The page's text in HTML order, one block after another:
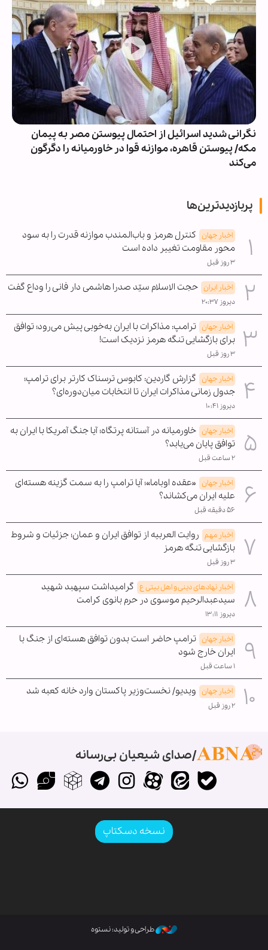
نگرانی شدید اسرائیل از احتمال پیوستن مصر به پیمان
مکه/ پیوستن قاهره، موازنه قوا در خاورمیانه را دگرگون
می‌کند
پربازدیدترین‌ها
اخبار جهان کنترل هرمز و باب‌المندب موازنه قدرت را به سود
محور مقاومت تغییر داده است
۳ روز قبل
اخبار ایران حجت الاسلام سیّد صدرا هاشمی دار فانی را وداع گفت
دیروز ۲۰:۳۷
اخبار جهان ترامپ: مذاکرات با ایران به‌خوبی پیش می‌رود؛ توافق
برای بازگشایی تنگه هرمز نزدیک است!
۳ روز قبل
اخبار جهان گزارش گاردین: کابوس ترسناک کارتر برای ترامپ؛
جدول زمانی مذاکرات ایران تا انتخابات میان‌دوره‌ای؟
دیروز ۱۰:۴۱
اخبار جهان خاورمیانه در آستانه پرتگاه؛ آیا جنگ آمریکا با ایران به
توافق پایان می‌یابد؟
۲ ساعت قبل
اخبار جهان «عقده اوباما»؛ آیا ترامپ را به سمت گزینه هسته‌ای
علیه ایران می‌کشاند؟
۵۶ دقیقه قبل
اخبار مهم روایت العربیه از توافق ایران و عمان؛ جزئیات و شروط
بازگشایی تنگه هرمز
۳ روز قبل
اخبار نهادهای دینی و اهل بیتی ع گرامیداشت سپهبد شهید
سیدعبدالرحیم موسوی در حرم بانوی کرامت
دیروز ۱۳:۱۱
اخبار جهان ترامپ حاضر است بدون توافق هسته‌ای از جنگ با
ایران خارج شود
۱ ساعت قبل
اخبار جهان ویدیو/ نخست‌وزیر پاکستان وارد خانه کعبه شد
۲ روز قبل
صدای شیعیان بی‌رسانه
نسخه دسکتاپ
طراحی و تولید: نستوه